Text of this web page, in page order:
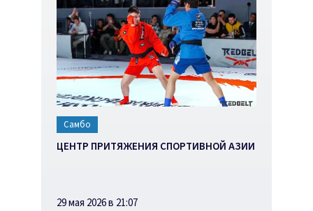
Самбо
ЦЕНТР ПРИТЯЖЕНИЯ СПОРТИВНОЙ АЗИИ
29 мая 2026 в 21:07